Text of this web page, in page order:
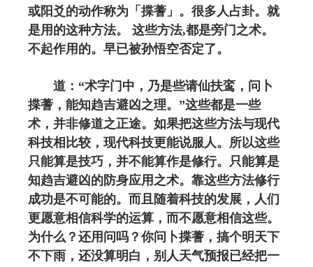
或阳爻的动作称为「揲蓍」。很多人占卦。就
是用的这种方法。 这些方法,都是旁门之术。
不起作用的。早已被孙悟空否定了。
道：“术字门中，乃是些请仙扶鸾，问卜
揲蓍，能知趋吉避凶之理。”这些都是一些
术，并非修道之正途。如果把这些方法与现代
科技相比较，现代科技更能说服人。所以这些
只能算是技巧，并不能算作是修行。只能算是
知趋吉避凶的防身应用之术。靠这些方法修行
成功是不可能的。而且随着科技的发展，人们
更愿意相信科学的运算，而不愿意相信这些。
为什么？还用问吗？你问卜揲蓍，搞个明天下
不下雨，还没算明白，别人天气预报已经把一